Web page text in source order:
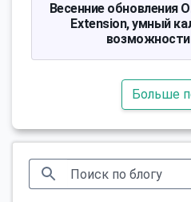
Весенние обновления
Extension, умный
Больше